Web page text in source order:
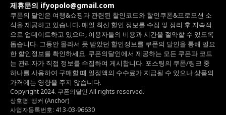
제휴문의 ifyopolo@gmail.com
쿠폰의 달인은 여행&쇼핑과 관련된 할인코드와 할인쿠폰&프로모션 소
식을 제공하고 있습니다. 매일 최신 할인 정보를 수집 및 정리 후 지속적
으로 업데이트하고 있으며, 이용자들의 비용과 시간을 절약할 수 있도록
돕습니다. 그동안 몰라서 못 받았던 할인정보를 쿠폰의 달인을 통해 필요
한 할인정보를 확인하세요. 쿠폰의달인에서 제공하는 모든 쿠폰과 코드
는 관리자가 직접 정보를 수집하여 게시합니다. 포스팅의 쿠폰/링크 중
하나를 사용하여 구매할 때 일정액의 수수료가 지급될 수 있으나상품의
가격에는 영향을 주지 않습니다.
Copyright 2024. 쿠폰의달인 All rights reserved.
상호명: 앵커 (Anchor)
사업자등록번호: 413-03-96630